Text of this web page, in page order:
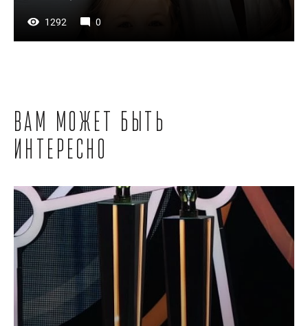
1292 0
Вам может быть
интересно